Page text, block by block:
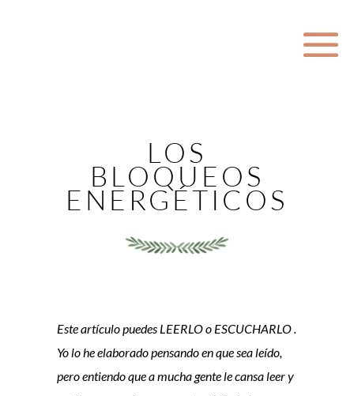
LOS
BLOQUEOS
ENERGÉTICOS
Este artículo puedes LEERLO o ESCUCHARLO .
Yo lo he elaborado pensando en que sea leído,
pero entiendo que a mucha gente le cansa leer y